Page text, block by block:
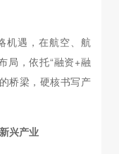
机遇，在航空、航
局，依托“融资+融
桥梁，硬核书写产
兴产业